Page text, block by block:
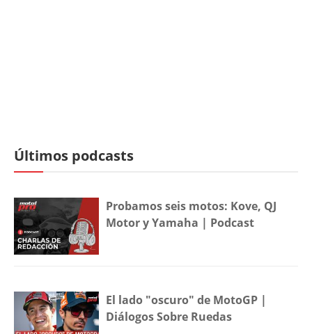
Últimos podcasts
Probamos seis motos: Kove, QJ
Motor y Yamaha | Podcast
El lado "oscuro" de MotoGP |
Diálogos Sobre Ruedas